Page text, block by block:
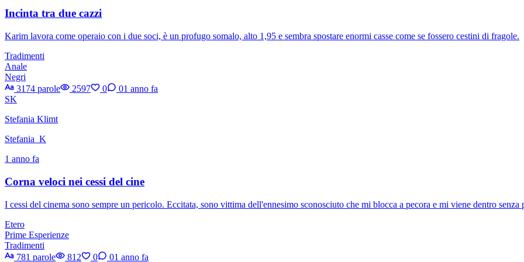
Incinta tra due cazzi
Karim lavora come operaio con i due soci, è un profugo somalo, alto 1,95 e sembra spostare enormi casse come se fossero cestini di fragole.
Tradimenti
Anale
Negri
3174 parole
2597 0 01 anno fa
SK
Stefania Klimt
Stefania_K
1 anno fa
Corna veloci nei cessi del cine
I cessi del cinema sono sempre un pericolo. Eccitata, sono vittima dell'ennesimo sconosciuto che mi blocca a pecora e mi viene dentro senza
Etero
Prime Esperienze
Tradimenti
781 parole
812 0 01 anno fa